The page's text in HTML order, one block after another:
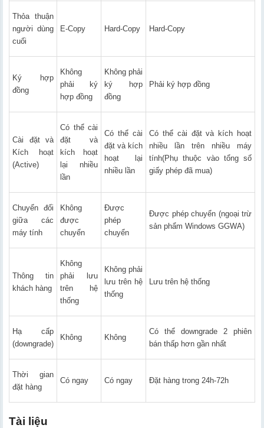
Thỏa thuận
người dùng
cuối
E-Copy Hard-Copy Hard-Copy
Ký hợp
đồng
Không
phải ký
hợp đồng
Không phải
ký hợp
đồng
Phải ký hợp đồng
Cài đặt và
Kích hoạt
(Active)
Có thể cài
đặt và
kích hoạt
lại nhiều
lần
Có thể cài
đặt và kích
hoạt lại
nhiều lần
Có thể cài đặt và kích hoạt
nhiều lần trên nhiều máy
tính(Phụ thuộc vào tổng số
giấy phép đã mua)
Chuyển đối
giữa các
máy tính
Không
được
chuyển
Được
phép
chuyển
Được phép chuyển (ngoại trừ
sản phẩm Windows GGWA)
Thông tin
khách hàng
Không
phải lưu
trên hệ
thống
Không phải
lưu trên hệ
thống
Lưu trên hệ thống
Hạ cấp
(downgrade)
Không Không
Có thể downgrade 2 phiên
bán thấp hơn gần nhất
Thời gian
đặt hàng
Có ngay Có ngay Đặt hàng trong 24h-72h
Tài liệu